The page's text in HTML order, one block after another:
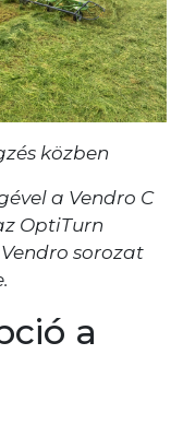
közben
a Vendro C
OptiTurn
sorozat
a